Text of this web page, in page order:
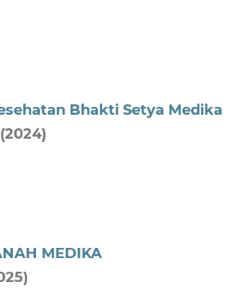
Bhakti Setya Medika
MEDIKA